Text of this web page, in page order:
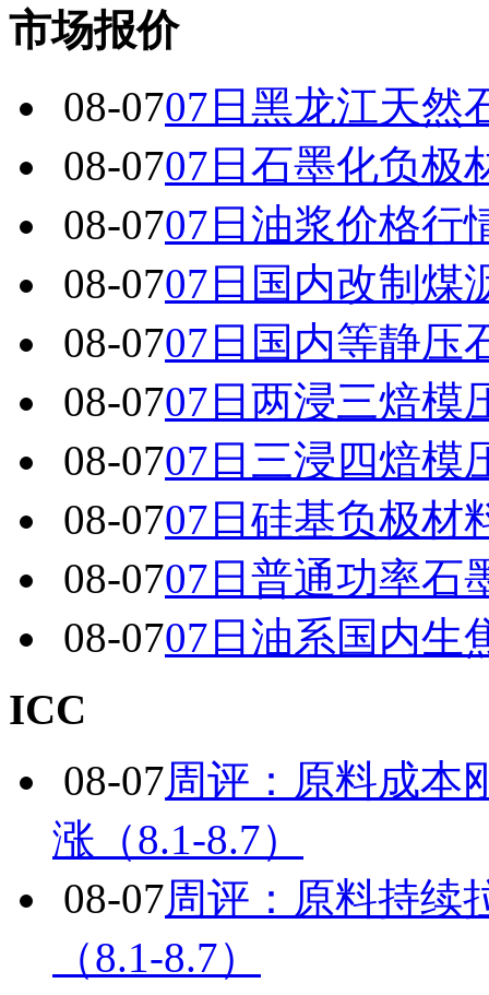
市场报价
08-0707日黑龙江天然
08-0707日石墨化负极
08-0707日油浆价格行
08-0707日国内改制煤
08-0707日国内 等静压
08-0707日两浸三焙模
08-0707日三浸四焙模
08-0707日硅基负极材
08-0707日普通功率石
08-0707日油系国内生
ICC
08-07周评：原料成本
涨（8.1-8.7）
08-07周评：原料持续
（8.1-8.7）